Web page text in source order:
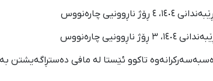
تاکوو ئێستا لە مافی دەستڕاگەیشتن